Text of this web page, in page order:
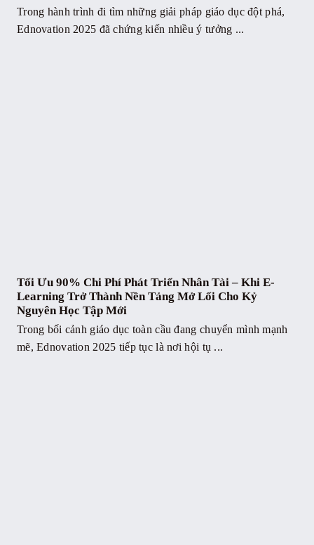
Trong hành trình đi tìm những giải pháp giáo dục đột phá,
Ednovation 2025 đã chứng kiến nhiều ý tưởng ...
Tối Ưu 90% Chi Phí Phát Triển Nhân Tài – Khi E-
Learning Trở Thành Nền Tảng Mở Lối Cho Kỷ
Nguyên Học Tập Mới
Trong bối cảnh giáo dục toàn cầu đang chuyển mình mạnh
mẽ, Ednovation 2025 tiếp tục là nơi hội tụ ...